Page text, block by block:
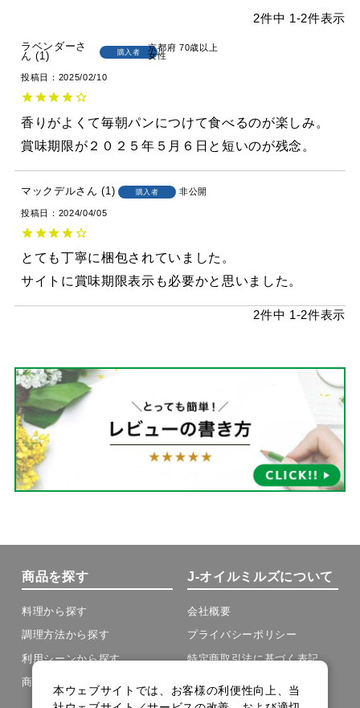
2件中 1-2件表示
ラベンダー
1
購入者 京都府 70歳以上
女性
投稿日 2025/02/10
香りがよくて毎朝パンにつけて食べるのが楽しみ。
賞味期限が２０２５年５月６日と短いのが残念。
マックデル 1 購入者 非公開
投稿日 2024/04/05
とても丁寧に梱包されていました。
2件中 1-2件表示
商品を探す
料理から探す
調理方法から探す
利用シーンから探す
商品の種類から探す
J-オイルミルズについて
会社概要
プライバシーポリシー
特定商取引法に基づく表記
本ウェブサイトでは、お客様の利便性向上、当